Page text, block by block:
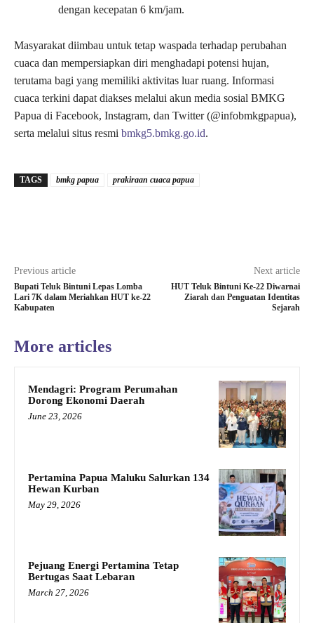
dengan kecepatan 6 km/jam.
Masyarakat diimbau untuk tetap waspada terhadap perubahan
cuaca dan mempersiapkan diri menghadapi potensi hujan,
terutama bagi yang memiliki aktivitas luar ruang. Informasi
cuaca terkini dapat diakses melalui akun media sosial BMKG
Papua di Facebook, Instagram, dan Twitter (@infobmkgpapua),
serta melalui situs resmi bmkg5.bmkg.go.id.
TAGS bmkg papua prakiraan cuaca papua
Previous article
Bupati Teluk Bintuni Lepas Lomba
Lari 7K dalam Meriahkan HUT ke-22
Kabupaten
Next article
HUT Teluk Bintuni Ke-22 Diwarnai
Ziarah dan Penguatan Identitas
Sejarah
More articles
Mendagri: Program Perumahan
Dorong Ekonomi Daerah
June 23, 2026
Pertamina Papua Maluku Salurkan 134
Hewan Kurban
May 29, 2026
Pejuang Energi Pertamina Tetap
Bertugas Saat Lebaran
March 27, 2026